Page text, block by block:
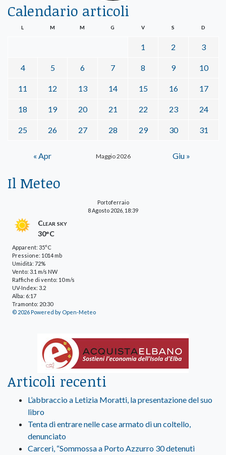
Calendario articoli
Maggio 2026
L M M G V S D
1 2 3
4 5 6 7 8 9 10
11 12 13 14 15 16 17
18 19 20 21 22 23 24
25 26 27 28 29 30 31
« Apr Giu »
Il Meteo
Portoferraio
8 Agosto 2026, 18:39
Clear sky
30°C
Apparent: 35°C
Pressione: 1014 mb
Umidità: 72%
Vento: 3.1 m/s NW
Raffiche di vento: 10 m/s
UV-Index: 3.2
Alba: 6:17
Tramonto: 20:30
© 2026 Powered by Open-Meteo
Articoli recenti
L’abbraccio a Letizia Moratti, la presentazione del suo
libro
Tenta di entrare nelle case armato di un coltello,
denunciato
Carceri, “Sommossa a Porto Azzurro 30 detenuti